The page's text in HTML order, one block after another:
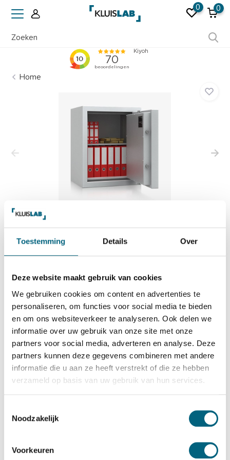
Toestemming Details Over
Deze website maakt gebruik van cookies
We gebruiken cookies om content en advertenties te
personaliseren, om functies voor social media te bieden
en om ons websiteverkeer te analyseren. Ook delen we
informatie over uw gebruik van onze site met onze
partners voor social media, adverteren en analyse. Deze
partners kunnen deze gegevens combineren met andere
informatie die u aan ze heeft verstrekt of die ze hebben
verzameld op basis van uw gebruik van hun services.
Noodzakelijk
Voorkeuren
0 0
Home
Qualis
Qualis IV size 2
3.670,-
Op voorraad
Bekijk de reviews
Private label officieel gecertificeerde inbraakwerende kluis
in de klasse 4 / grade IV / CEN 4 conform EN 1143-1.
Standaard uitgevoerd met een dubbelbaard sleutelslot,
optioneel te vervangen voor een electronisch codeslot....
Betrouwbaar & veilig betalen